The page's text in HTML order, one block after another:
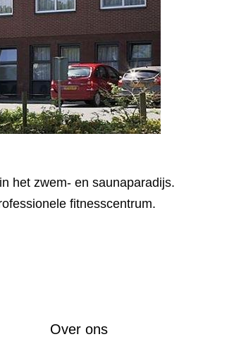
het zwem- en saunaparadijs.
fitnesscentrum.
Over ons